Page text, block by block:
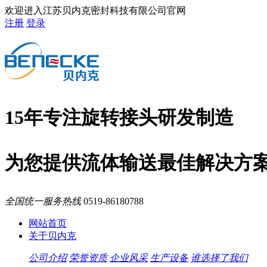
欢迎进入江苏贝内克密封科技有限公司官网
注册 登录
15年专注旋转接头研发制造
为您提供流体输送最佳解决方
全国统一服务热线0519-86180788
网站首页
关于贝内克
公司介绍 荣誉资质 企业风采 生产设备 谁选择了我们